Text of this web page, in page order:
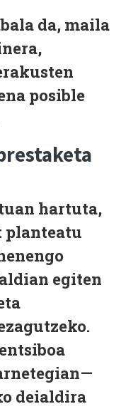
da, maila
posible
hartuta,
planteatu
egiten
deialdira